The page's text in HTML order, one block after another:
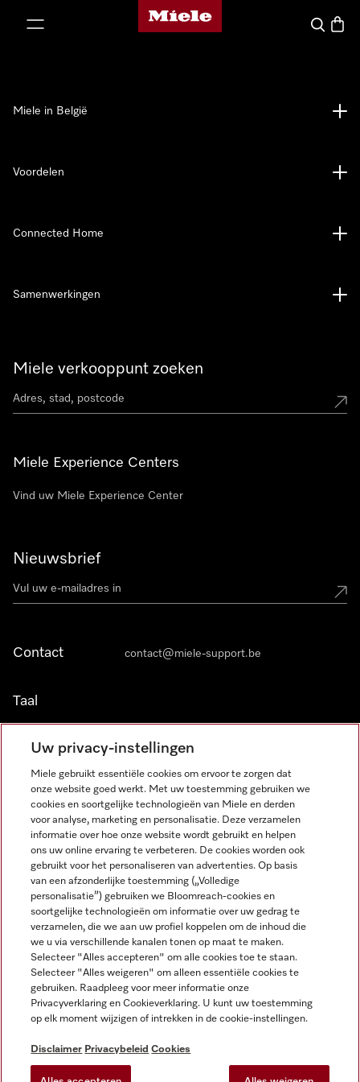
Miele homepage
Wat zoek
Miele verkooppunt zoeken
Miele Experience Centers
Vind uw Miele Experience Center
Nieuwsbrief
Contact contact@miele-support.be
Taal
NEDERLANDS
Miele in België
Voordelen
Connected Home
Samenwerkingen
Wettelijke Informatie
Algemene voorwaarden
Privacybeleid
Gebruiksvoorwaarden
Toegankelijkheidsverklaring
Digital Services Act
Miele op Facebook
Miele op Youtube
Miele op Instagram
Miele op Pinterest
Uw privacy-instellingen
Miele gebruikt essentiële cookies om ervoor te zorgen dat
onze website goed werkt. Met uw toestemming gebruiken we
cookies en soortgelijke technologieën van Miele en derden
voor analyse, marketing en personalisatie. Deze verzamelen
informatie over hoe onze website wordt gebruikt en helpen
ons uw online ervaring te verbeteren. De cookies worden ook
gebruikt voor het personaliseren van advertenties. Op basis
van een afzonderlijke toestemming („Volledige
personalisatie”) gebruiken we Bloomreach-cookies en
soortgelijke technologieën om informatie over uw gedrag te
verzamelen, die we aan uw profiel koppelen om de inhoud die
we u via verschillende kanalen tonen op maat te maken.
Selecteer "Alles accepteren" om alle cookies toe te staan.
Selecteer "Alles weigeren" om alleen essentiële cookies te
gebruiken. Raadpleeg voor meer informatie onze
Privacyverklaring en Cookieverklaring. U kunt uw toestemming
op elk moment wijzigen of intrekken in de cookie-instellingen.
Disclaimer Privacybeleid Cookies